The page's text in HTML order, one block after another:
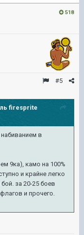
518
#5
firesprite
в
9ка), камо на 100%
и крайне легко
за 20-25 боев
и прочего.